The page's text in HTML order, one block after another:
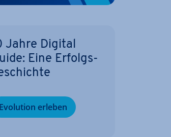
Jahre Digital
Eine Er­folgs­
Evolution erleben